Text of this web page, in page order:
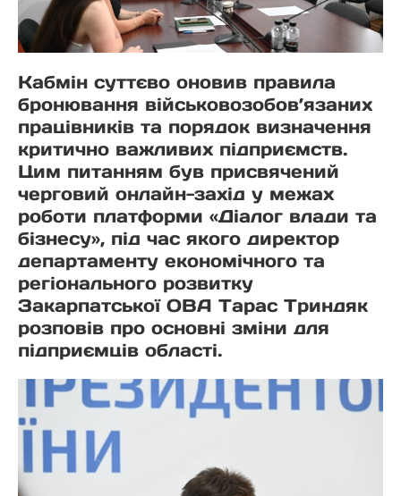
Кабмін суттєво оновив правила
бронювання військовозобов’язаних
працівників та порядок визначення
критично важливих підприємств.
Цим питанням був присвячений
черговий онлайн-захід у межах
роботи платформи «Діалог влади та
бізнесу», під час якого директор
департаменту економічного та
регіонального розвитку
Закарпатської ОВА Тарас Триндяк
розповів про основні зміни для
підприємців області.